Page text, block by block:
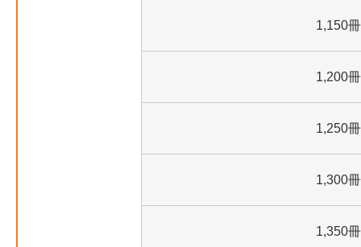
1,150冊
1,200冊
1,250冊
1,300冊
1,350冊